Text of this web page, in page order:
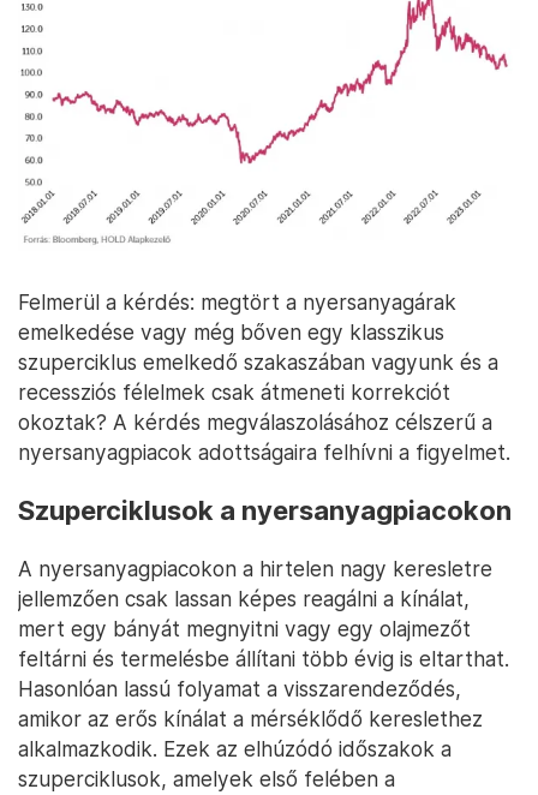
Felmerül a kérdés: megtört a nyersanyagárak
emelkedése vagy még bőven egy klasszikus
szuperciklus emelkedő szakaszában vagyunk és a
recessziós félelmek csak átmeneti korrekciót
okoztak? A kérdés megválaszolásához célszerű a
nyersanyagpiacok adottságaira felhívni a figyelmet.
Szuperciklusok a nyersanyagpiacokon
A nyersanyagpiacokon a hirtelen nagy keresletre
jellemzően csak lassan képes reagálni a kínálat,
mert egy bányát megnyitni vagy egy olajmezőt
feltárni és termelésbe állítani több évig is eltarthat.
Hasonlóan lassú folyamat a visszarendeződés,
amikor az erős kínálat a mérséklődő kereslethez
alkalmazkodik. Ezek az elhúzódó időszakok a
szuperciklusok, amelyek első felében a